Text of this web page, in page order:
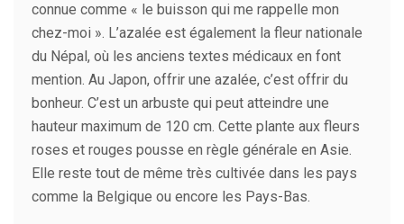
connue comme « le buisson qui me rappelle mon
chez-moi ». L’azalée est également la fleur nationale
du Népal, où les anciens textes médicaux en font
mention. Au Japon, offrir une azalée, c’est offrir du
bonheur. C’est un arbuste qui peut atteindre une
hauteur maximum de 120 cm. Cette plante aux fleurs
roses et rouges pousse en règle générale en Asie.
Elle reste tout de même très cultivée dans les pays
comme la Belgique ou encore les Pays-Bas.